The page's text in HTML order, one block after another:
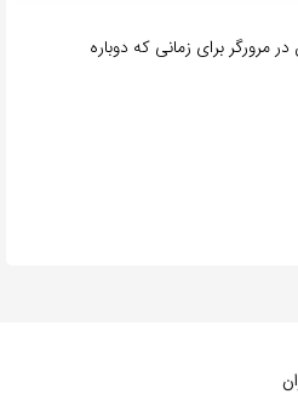
مرورگر برای زمانی که دوباره